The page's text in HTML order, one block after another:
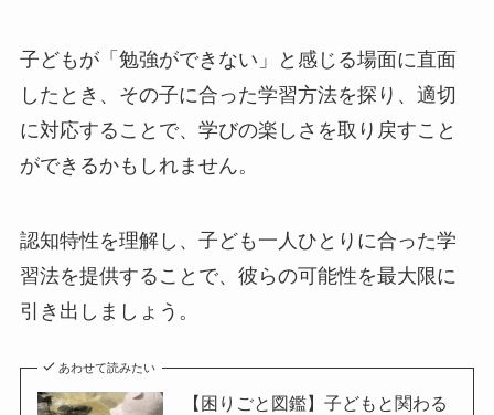
子どもが「勉強ができない」と感じる場面に直面
したとき、その子に合った学習方法を探り、適切
に対応することで、学びの楽しさを取り戻すこと
ができるかもしれません。
認知特性を理解し、子ども一人ひとりに合った学
習法を提供することで、彼らの可能性を最大限に
引き出しましょう。
あわせて読みたい
【困りごと図鑑】子どもと関わる